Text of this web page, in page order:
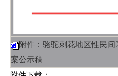
附件：骆驼刺花地区性民
案公示稿